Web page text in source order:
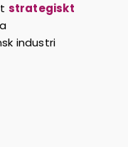
strategiskt
industri